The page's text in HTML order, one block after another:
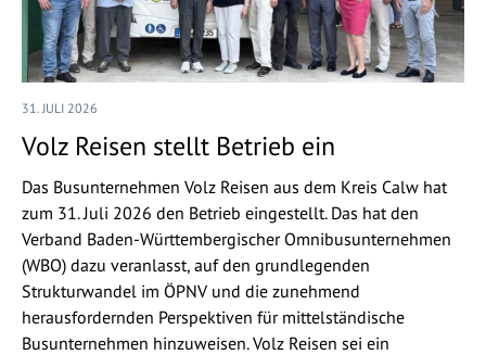
31. JULI 2026
Volz Reisen stellt Betrieb ein
Das Busunternehmen Volz Reisen aus dem Kreis Calw hat
zum 31. Juli 2026 den Betrieb eingestellt. Das hat den
Verband Baden-Württembergischer Omnibusunternehmen
(WBO) dazu veranlasst, auf den grundlegenden
Strukturwandel im ÖPNV und die zunehmend
herausfordernden Perspektiven für mittelständische
Busunternehmen hinzuweisen. Volz Reisen sei ein